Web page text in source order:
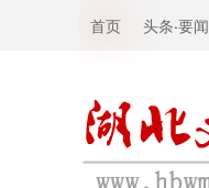
首页 头条·要闻